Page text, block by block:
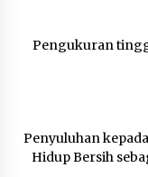
anak
Pengukuran
Penyuluhan
Hidup Bersih